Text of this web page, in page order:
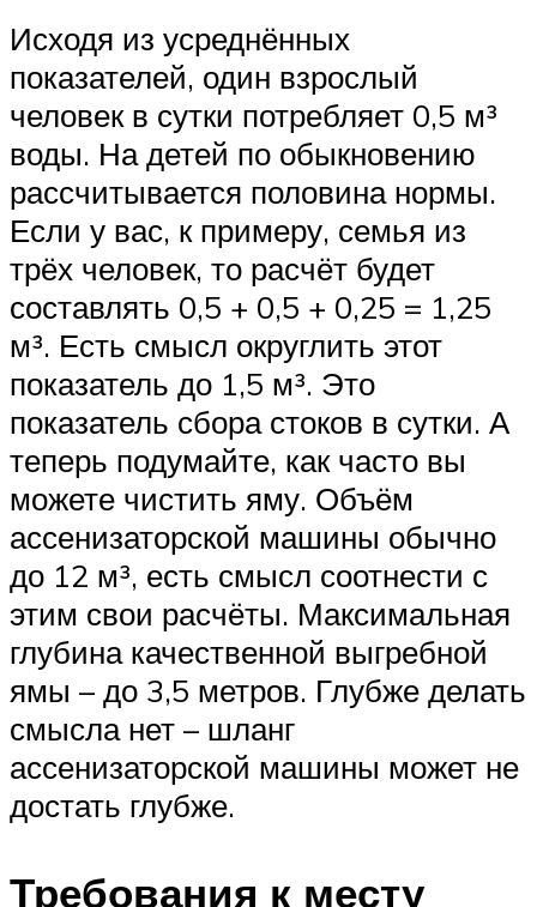
Исходя из усреднённых
показателей, один взрослый
человек в сутки потребляет 0,5 м³
воды. На детей по обыкновению
рассчитывается половина нормы.
Если у вас, к примеру, семья из
трёх человек, то расчёт будет
составлять 0,5 + 0,5 + 0,25 = 1,25
м³. Есть смысл округлить этот
показатель до 1,5 м³. Это
показатель сбора стоков в сутки. А
теперь подумайте, как часто вы
можете чистить яму. Объём
ассенизаторской машины обычно
до 12 м³, есть смысл соотнести с
этим свои расчёты. Максимальная
глубина качественной выгребной
ямы – до 3,5 метров. Глубже делать
смысла нет – шланг
ассенизаторской машины может не
достать глубже.
Требования к месту